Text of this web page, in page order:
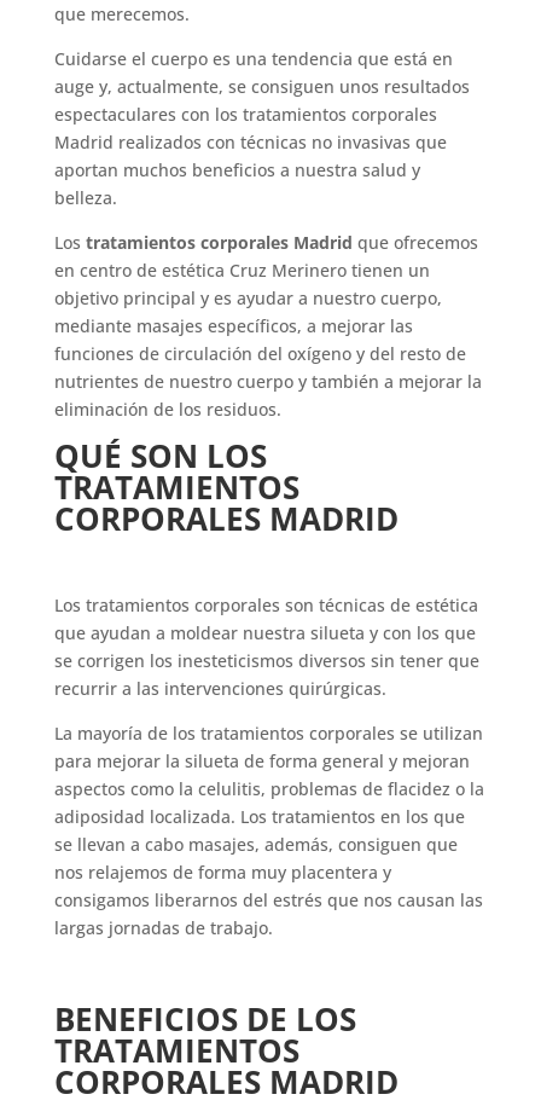
que merecemos.
Cuidarse el cuerpo es una tendencia que está en
auge y, actualmente, se consiguen unos resultados
espectaculares con los tratamientos corporales
Madrid realizados con técnicas no invasivas que
aportan muchos beneficios a nuestra salud y
belleza.
Los tratamientos corporales Madrid que ofrecemos
en centro de estética Cruz Merinero tienen un
objetivo principal y es ayudar a nuestro cuerpo,
mediante masajes específicos, a mejorar las
funciones de circulación del oxígeno y del resto de
nutrientes de nuestro cuerpo y también a mejorar la
eliminación de los residuos.
QUÉ SON LOS
TRATAMIENTOS
CORPORALES MADRID
Los tratamientos corporales son técnicas de estética
que ayudan a moldear nuestra silueta y con los que
se corrigen los inesteticismos diversos sin tener que
recurrir a las intervenciones quirúrgicas.
La mayoría de los tratamientos corporales se utilizan
para mejorar la silueta de forma general y mejoran
aspectos como la celulitis, problemas de flacidez o la
adiposidad localizada. Los tratamientos en los que
se llevan a cabo masajes, además, consiguen que
nos relajemos de forma muy placentera y
consigamos liberarnos del estrés que nos causan las
largas jornadas de trabajo.
BENEFICIOS DE LOS
TRATAMIENTOS
CORPORALES MADRID